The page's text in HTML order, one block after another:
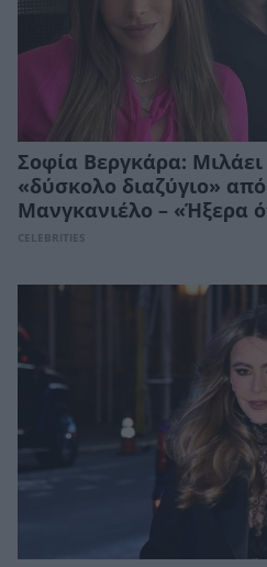
Σοφία Βεργκάρα:
«δύσκολο διαζύγιο»
Μανγκανιέλο – «Ήξερα
CELEBRITIES